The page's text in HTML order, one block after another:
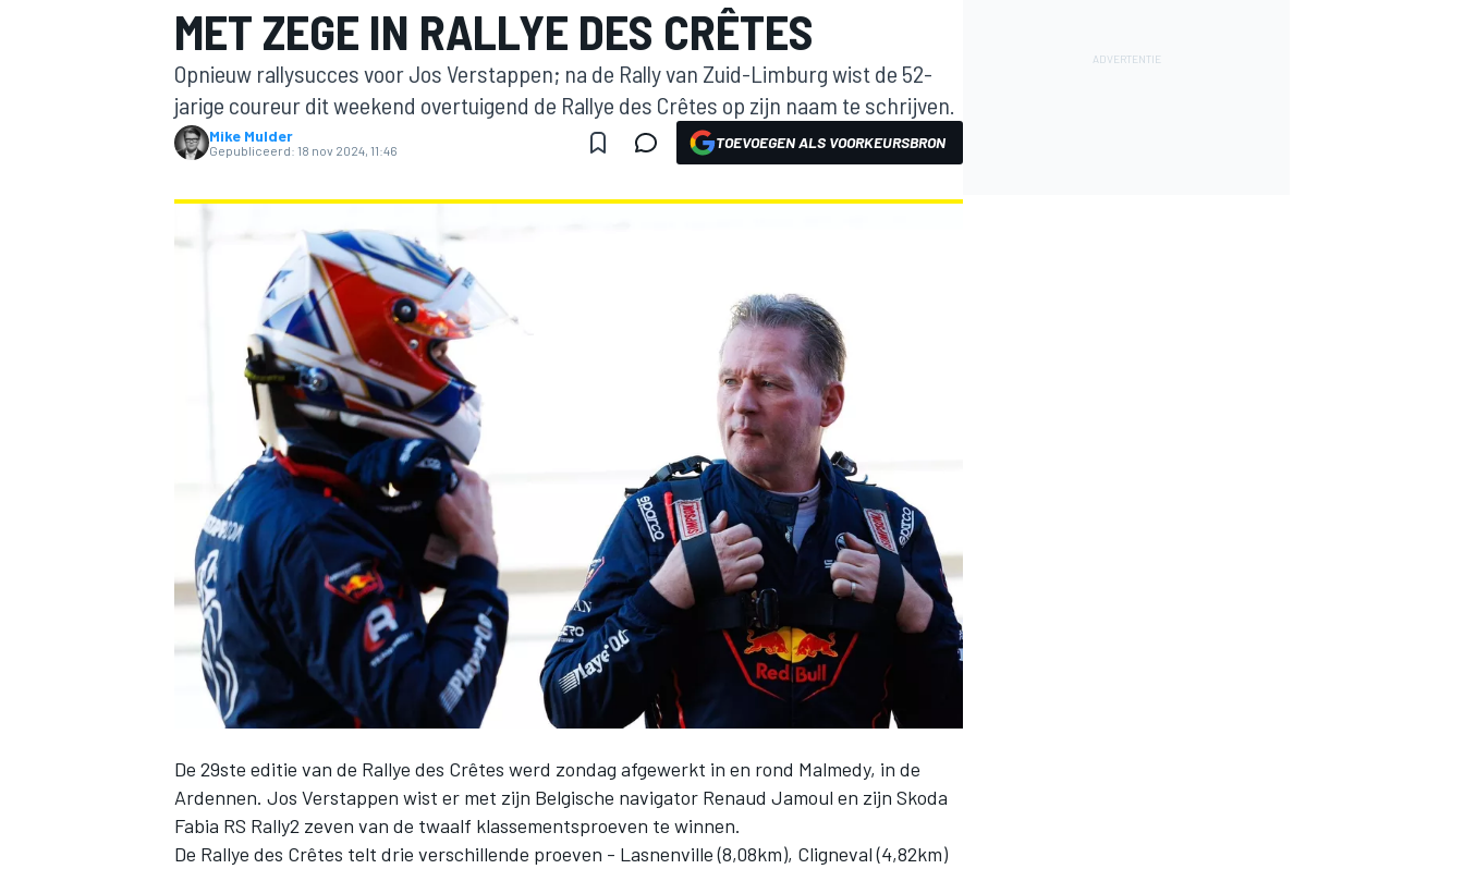
INDYCAR
MET ZEGE IN RALLYE DES CRÊTES
Opnieuw rallysucces voor Jos Verstappen; na de Rally van Zuid-Limburg wist de 52-
jarige coureur dit weekend overtuigend de Rallye des Crêtes op zijn naam te schrijven.
Mike Mulder
Gepubliceerd: 18 nov 2024, 11:46 TOEVOEGEN ALS VOORKEURSBRON
De 29ste editie van de Rallye des Crêtes werd zondag afgewerkt in en rond Malmedy, in de
Ardennen. Jos Verstappen wist er met zijn Belgische navigator Renaud Jamoul en zijn Skoda
Fabia RS Rally2 zeven van de twaalf klassementsproeven te winnen.
De Rallye des Crêtes telt drie verschillende proeven - Lasnenville (8,08km), Cligneval (4,82km)